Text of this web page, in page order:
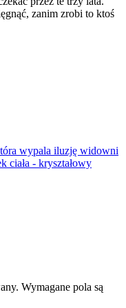
zanim zrobi to ktoś
wypala iluzję widowni
ciała - kryształowy
Wymagane pola są